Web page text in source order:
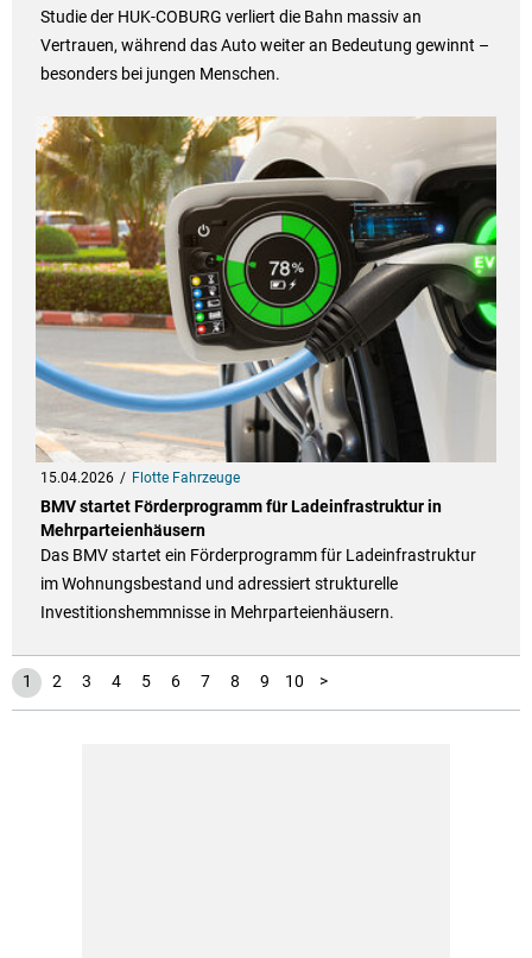
Studie der HUK-COBURG verliert die Bahn massiv an
Vertrauen, während das Auto weiter an Bedeutung gewinnt –
besonders bei jungen Menschen.
15.04.2026 Flotte Fahrzeuge
BMV startet Förderprogramm für Ladeinfrastruktur in
Mehrparteienhäusern
Das BMV startet ein Förderprogramm für Ladeinfrastruktur
im Wohnungsbestand und adressiert strukturelle
Investitionshemmnisse in Mehrparteienhäusern.
1 2 3 4 5 6 7 8 9 10
111213 >